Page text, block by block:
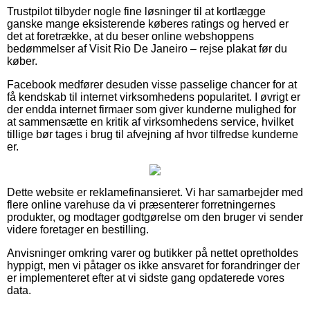
Trustpilot tilbyder nogle fine løsninger til at kortlægge
ganske mange eksisterende køberes ratings og herved er
det at foretrække, at du beser online webshoppens
bedømmelser af Visit Rio De Janeiro – rejse plakat før du
køber.
Facebook medfører desuden visse passelige chancer for at
få kendskab til internet virksomhedens popularitet. I øvrigt er
der endda internet firmaer som giver kunderne mulighed for
at sammensætte en kritik af virksomhedens service, hvilket
tillige bør tages i brug til afvejning af hvor tilfredse kunderne
er.
Dette website er reklamefinansieret. Vi har samarbejder med
flere online varehuse da vi præsenterer forretningernes
produkter, og modtager godtgørelse om den bruger vi sender
videre foretager en bestilling.
Anvisninger omkring varer og butikker på nettet opretholdes
hyppigt, men vi påtager os ikke ansvaret for forandringer der
er implementeret efter at vi sidste gang opdaterede vores
data.